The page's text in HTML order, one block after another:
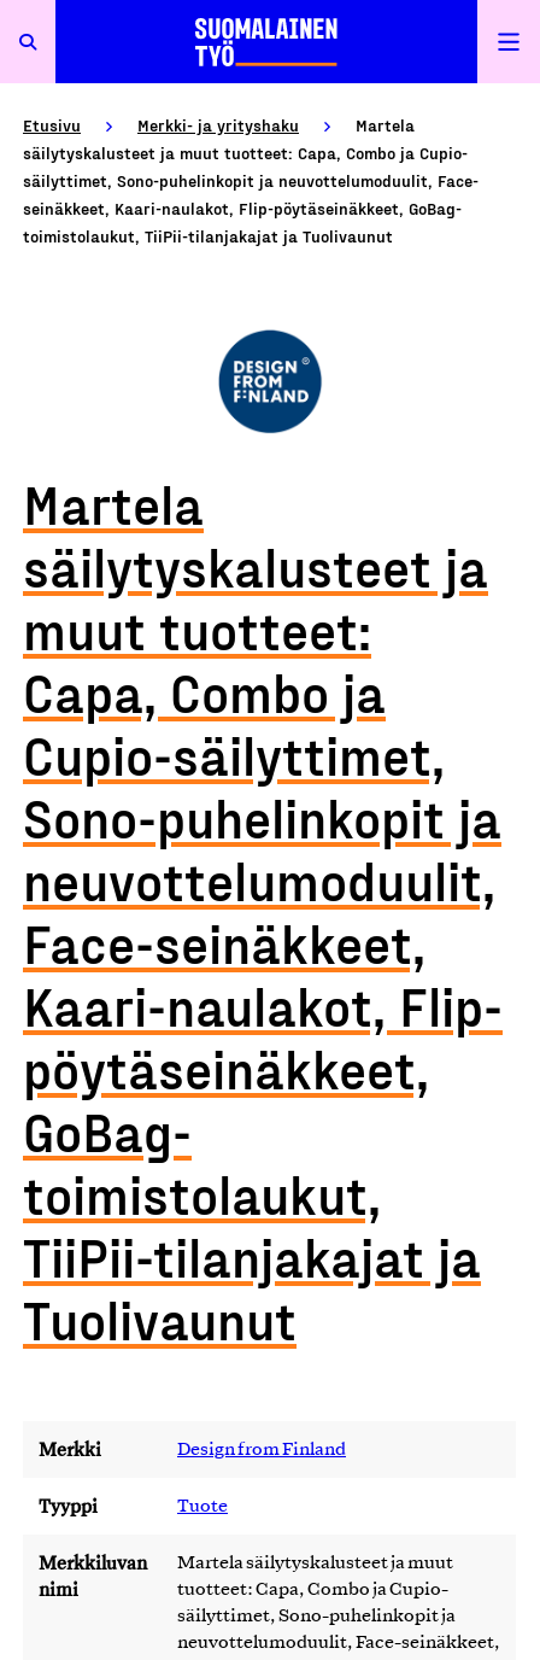
Etusivu Merkki- ja yrityshaku
Martela
säilytyskalusteet ja muut tuotteet: Capa, Combo ja Cupio-
säilyttimet, Sono-puhelinkopit ja neuvottelumoduulit, Face-
seinäkkeet, Kaari-naulakot, Flip-pöytäseinäkkeet, GoBag-
toimistolaukut, TiiPii-tilanjakajat ja Tuolivaunut
Martela
säilytyskalusteet ja
muut tuotteet:
Capa, Combo ja
Cupio-säilyttimet,
Sono-puhelinkopit ja
neuvottelumoduulit,
Face-seinäkkeet,
Kaari-naulakot, Flip-
pöytäseinäkkeet,
GoBag-
toimistolaukut,
TiiPii-tilanjakajat ja
Tuolivaunut
Merkki Design from Finland
Tyyppi Tuote
Merkkiluvan
nimi
Martela säilytyskalusteet ja muut
tuotteet: Capa, Combo ja Cupio-
säilyttimet, Sono-puhelinkopit ja
neuvottelumoduulit, Face-seinäkkeet,